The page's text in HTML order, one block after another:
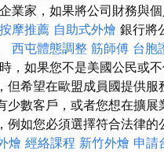
業家，如果將公司財務與
摩推薦 自助式外燴 銀行將
西屯體態調整 筋師傅 台胞
，如果您不是美國公民或
但希望在歐盟成員國提供
少數客戶，或者您想在擴
例如您必須選擇符合法律
燴 經絡課程 新竹外燴 申請